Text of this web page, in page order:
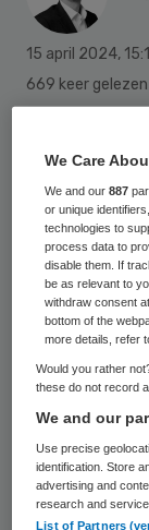
15 april 2024,
669 keer gelezen
Elisabeth-
werken
waarmee
opslaan.
verleden.
Het ETZ in
in Europa
van
gebruikt.
We Care
We and our887
or unique
technologies to
process data to
disable them. If
be as relevant to
withdraw consent
bottom of the
more details, refer
Would you rather
these do not record
We and our
Use precise
identification. Store
advertising and
research and
List of Partners